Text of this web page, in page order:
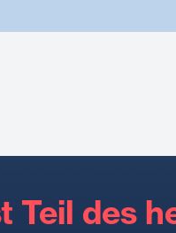
Teil des